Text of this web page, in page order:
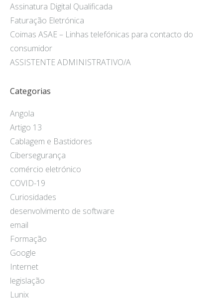
Assinatura Digital Qualificada
Faturação Eletrónica
Coimas ASAE – Linhas telefónicas para contacto do
consumidor
ASSISTENTE ADMINISTRATIVO/A
Categorias
Angola
Artigo 13
Cablagem e Bastidores
Cibersegurança
comércio eletrónico
COVID-19
Curiosidades
desenvolvimento de software
email
Formação
Google
Internet
legislação
Lunix